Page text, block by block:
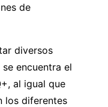
de
diversos
encuentra el
al igual que
los diferentes